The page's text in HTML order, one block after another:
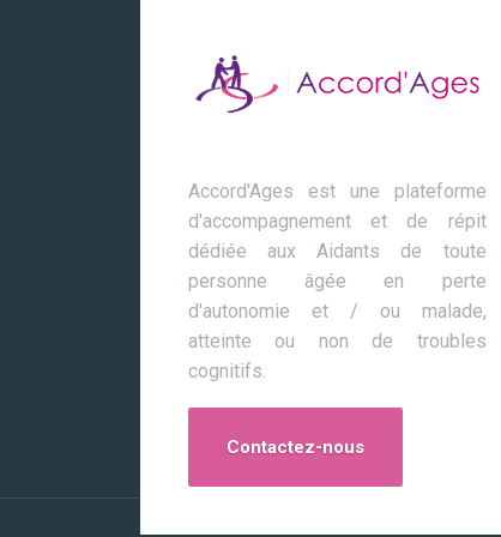
Accord'Ages est une plateforme
d'accompagnement et de répit
dédiée aux Aidants de toute
personne âgée en perte
d'autonomie et / ou malade,
atteinte ou non de troubles
cognitifs.
Contactez-nous